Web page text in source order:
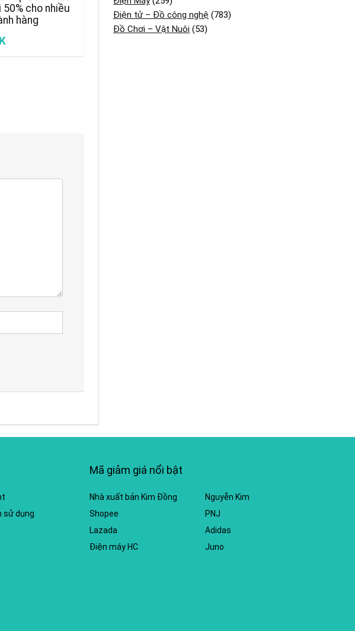
50% cho nhiều
hàng
Điện tử – Đồ công nghệ (783)
Đồ Chơi – Vật Nuôi (53)
sử dụng
Mã giảm giá nổi bật
Nhà xuất bản Kim Đồng
Shopee
Lazada
Điện máy HC
Nguyễn Kim
PNJ
Adidas
Juno